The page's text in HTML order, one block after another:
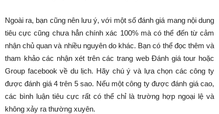
Ngoài ra, bạn cũng nên lưu ý, với một số đánh giá mang nội dung
tiêu cực cũng chưa hẳn chính xác 100% mà có thể đến từ cảm
nhận chủ quan và nhiều nguyên do khác. Bạn có thể đọc thêm và
tham khảo các nhận xét trên các trang web Đánh giá tour hoặc
Group facebook về du lịch. Hãy chú ý và lựa chọn các công ty
được đánh giá 4 trên 5 sao. Nếu một công ty được đánh giá cao,
các bình luận tiêu cực rất có thể chỉ là trường hợp ngoại lệ và
không xảy ra thường xuyên.